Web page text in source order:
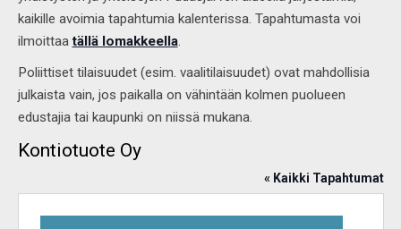
kaikille avoimia tapahtumia kalenterissa. Tapahtumasta voi
ilmoittaatällä lomakkeella.
Poliittiset tilaisuudet (esim. vaalitilaisuudet) ovat mahdollisia
julkaista vain, jos paikalla on vähintään kolmen puolueen
edustajia tai kaupunki on niissä mukana.
Kontiotuote Oy
« Kaikki Tapahtumat